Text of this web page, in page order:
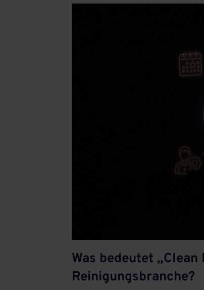
Was bedeutet
Reinigungsbranche?